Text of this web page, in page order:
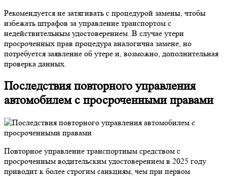
Рекомендуется не затягивать с процедурой замены, чтобы
избежать штрафов за управление транспортом с
недействительным удостоверением. В случае утери
просроченных прав процедура аналогична замене, но
потребуется заявление об утере и, возможно, дополнительная
проверка данных.
Последствия повторного управления
автомобилем с просроченными правами
Повторное управление транспортным средством с
просроченным водительским удостоверением в 2025 году
приводит к более строгим санкциям, чем при первом